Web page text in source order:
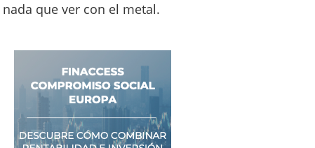
que ver con el metal.